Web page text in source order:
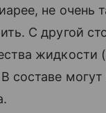
не
С другой
жидкости
составе